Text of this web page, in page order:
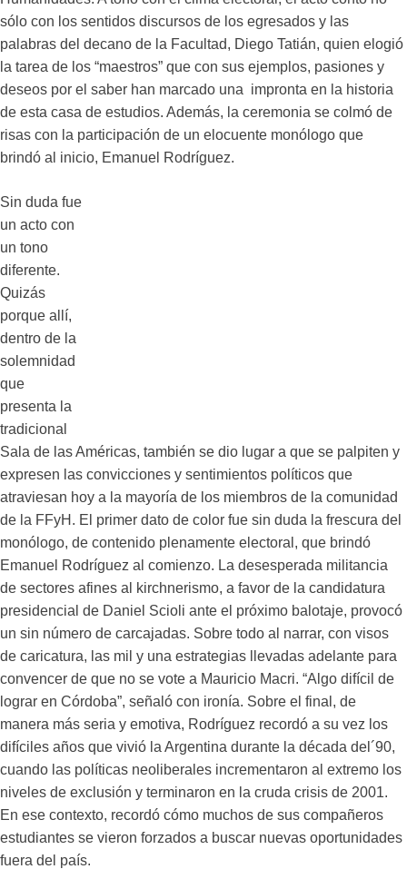
sólo con los sentidos discursos de los egresados y las
palabras del decano de la Facultad, Diego Tatián, quien elogió
la tarea de los “maestros” que con sus ejemplos, pasiones y
deseos por el saber han marcado una impronta en la historia
de esta casa de estudios. Además, la ceremonia se colmó de
risas con la participación de un elocuente monólogo que
brindó al inicio, Emanuel Rodríguez.
Sin duda fue
un acto con
un tono
diferente.
Quizás
porque allí,
dentro de la
solemnidad
que
presenta la
tradicional
Sala de las Américas, también se dio lugar a que se palpiten y
expresen las convicciones y sentimientos políticos que
atraviesan hoy a la mayoría de los miembros de la comunidad
de la FFyH. El primer dato de color fue sin duda la frescura del
monólogo, de contenido plenamente electoral, que brindó
Emanuel Rodríguez al comienzo. La desesperada militancia
de sectores afines al kirchnerismo, a favor de la candidatura
presidencial de Daniel Scioli ante el próximo balotaje, provocó
un sin número de carcajadas. Sobre todo al narrar, con visos
de caricatura, las mil y una estrategias llevadas adelante para
convencer de que no se vote a Mauricio Macri. “Algo difícil de
lograr en Córdoba”, señaló con ironía. Sobre el final, de
manera más seria y emotiva, Rodríguez recordó a su vez los
difíciles años que vivió la Argentina durante la década del´90,
cuando las políticas neoliberales incrementaron al extremo los
niveles de exclusión y terminaron en la cruda crisis de 2001.
En ese contexto, recordó cómo muchos de sus compañeros
estudiantes se vieron forzados a buscar nuevas oportunidades
fuera del país.